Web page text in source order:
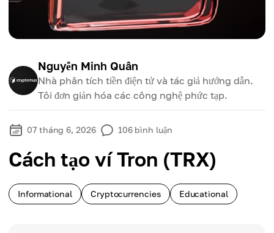
Nguyễn Minh Quân
Nhà phân tích tiền điện tử và tác giả hướng dẫn.
Tôi đơn giản hóa các công nghệ phức tạp.
07 tháng 6, 2026 106 bình luận
Cách tạo ví Tron (TRX)
Informational Cryptocurrencies Educational